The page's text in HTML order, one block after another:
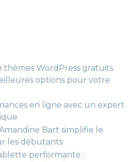
WordPress gratuits
options pour votre
en ligne avec un expert
Bart simplifie le
les débutants
performante :